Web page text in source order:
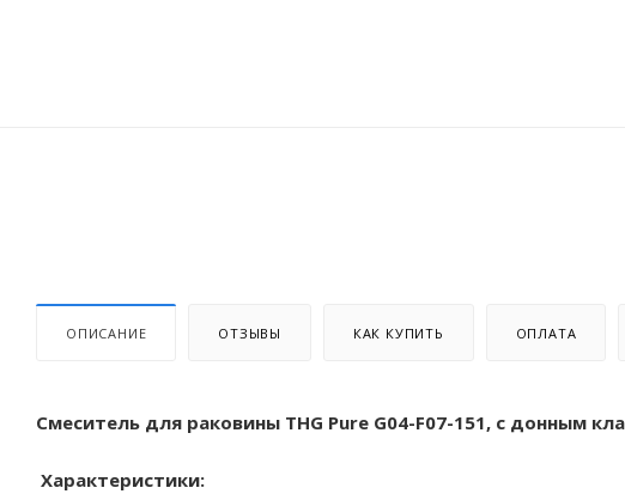
ОПИСАНИЕ ОТЗЫВЫ КАК КУПИТЬ ОПЛАТА
Смеситель для раковины THG Pure G04-F07-151, с донным
Характеристики: